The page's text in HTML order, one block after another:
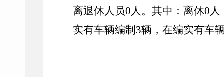
离退休人员0人。其中：离休0人
实有车辆编制 3辆，在编实有车